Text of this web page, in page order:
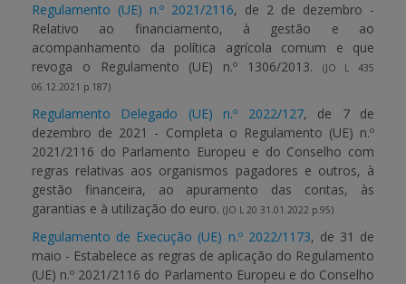
Regulamento (UE) n.º 2021/2116, de 2 de dezembro -
Relativo ao financiamento, à gestão e ao
acompanhamento da política agrícola comum e que
revoga o Regulamento (UE) n.º 1306/2013.
(JO L 435
06.12.2021 p.187)
Regulamento Delegado (UE) n.º 2022/127, de 7 de
dezembro de 2021 - Completa o Regulamento (UE) n.º
2021/2116 do Parlamento Europeu e do Conselho com
regras relativas aos organismos pagadores e outros, à
gestão financeira, ao apuramento das contas, às
garantias e à utilização do euro. (JO L 20 31.01.2022 p.95)
Regulamento de Execução (UE) n.º 2022/1173, de 31 de
maio - Estabelece as regras de aplicação do Regulamento
(UE) n.º 2021/2116 do Parlamento Europeu e do Conselho